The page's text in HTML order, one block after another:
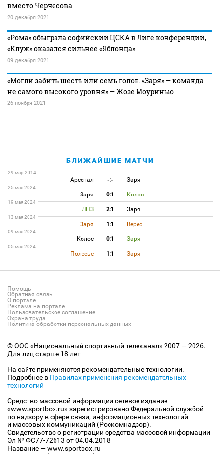
вместо Черчесова
20 декабря 2021
«Рома» обыграла софийский ЦСКА в Лиге конференций,
«Клуж» оказался сильнее «Яблонца»
09 декабря 2021
«Могли забить шесть или семь голов. «Заря» — команда
не самого высокого уровня» — Жозе Моуринью
26 ноября 2021
БЛИЖАЙШИЕ МАТЧИ
29 мар 2014
Арсенал -:- Заря
25 мая 2024
Заря 0:1 Колос
19 мая 2024
ЛНЗ 2:1 Заря
13 мая 2024
Заря 1:1 Верес
09 мая 2024
Колос 0:1 Заря
05 мая 2024
Полесье 1:1 Заря
Помощь
Обратная связь
О портале
Реклама на портале
Пользовательское соглашение
Охрана труда
Политика обработки персональных данных
© ООО «Национальный спортивный телеканал» 2007 — 2026.
Для лиц старше 18 лет
На сайте применяются рекомендательные технологии.
Подробнее в Правилах применения рекомендательных
технологий
Средство массовой информации сетевое издание
«www.sportbox.ru» зарегистрировано Федеральной службой
по надзору в сфере связи, информационных технологий
и массовых коммуникаций (Роскомнадзор).
Свидетельство о регистрации средства массовой информации
Эл № ФС77-72613 от 04.04.2018
Название — www.sportbox.ru